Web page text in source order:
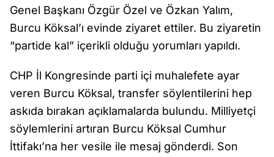
Genel Başkanı Özgür Özel ve Özkan Yalım,
Burcu Köksal’ı evinde ziyaret ettiler. Bu ziyaretin
“partide kal” içerikli olduğu yorumları yapıldı.
CHP İl Kongresinde parti içi muhalefete ayar
veren Burcu Köksal, transfer söylentilerini hep
askıda bırakan açıklamalarda bulundu. Milliyetçi
söylemlerini artıran Burcu Köksal Cumhur
İttifakı’na her vesile ile mesaj gönderdi. Son